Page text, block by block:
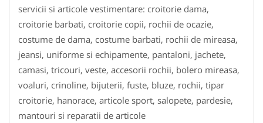
servicii si articole vestimentare: croitorie dama,
croitorie barbati, croitorie copii, rochii de ocazie,
costume de dama, costume barbati, rochii de mireasa,
jeansi, uniforme si echipamente, pantaloni, jachete,
camasi, tricouri, veste, accesorii rochii, bolero mireasa,
voaluri, crinoline, bijuterii, fuste, bluze, rochii, tipar
croitorie, hanorace, articole sport, salopete, pardesie,
mantouri si reparatii de articole